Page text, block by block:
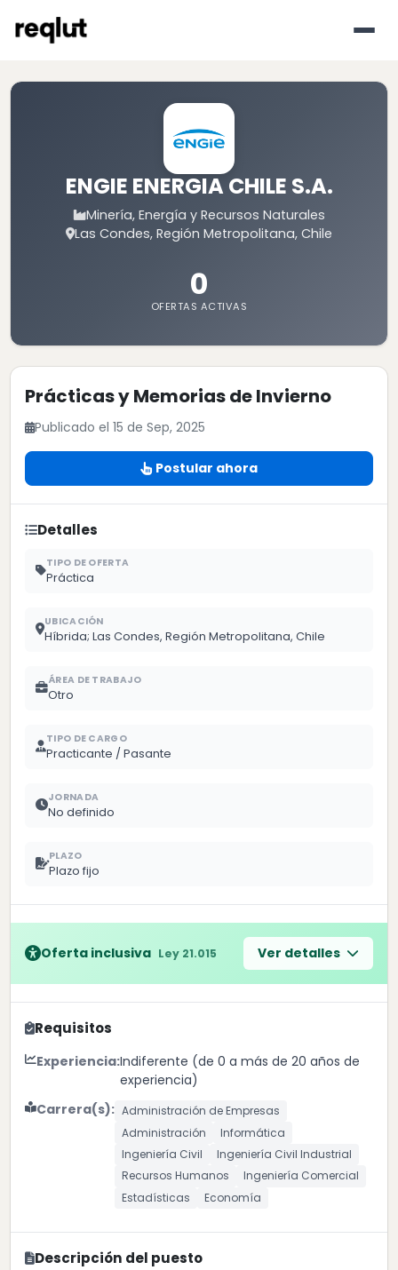
ENGIE ENERGIA CHILE S.A.
Minería, Energía y Recursos Naturales
Las Condes, Región Metropolitana, Chile
0
OFERTAS ACTIVAS
Prácticas y Memorias de Invierno
Publicado el 15 de Sep, 2025
Postular ahora
Detalles
TIPO DE OFERTA
Práctica
UBICACIÓN
Híbrida; Las Condes, Región Metropolitana, Chile
ÁREA DE TRABAJO
Otro
TIPO DE CARGO
Practicante / Pasante
JORNADA
No definido
PLAZO
Plazo fijo
Oferta inclusiva Ley 21.015 Ver detalles
Requisitos
Experiencia:Indiferente (de 0 a más de 20 años de
experiencia)
Carrera(s): Administración de Empresas
Administración
Informática
Ingeniería Civil
Ingeniería Civil Industrial
Recursos Humanos
Ingeniería Comercial
Estadísticas
Economía
Descripción del puesto